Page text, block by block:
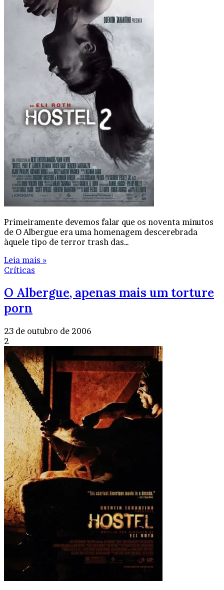
Primeiramente devemos falar que os noventa minutos
de O Albergue era uma homenagem descerebrada
àquele tipo de terror trash das…
Leia mais »
Críticas
O Albergue, apenas mais um torture
porn
23 de outubro de 2006
2